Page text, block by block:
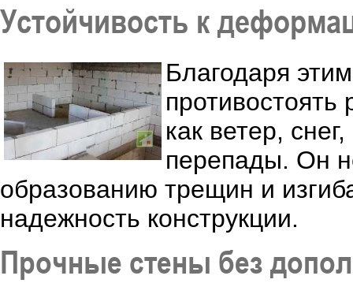
Устойчивость к
Благодаря
как ветер,
перепады. Он
образованию трещин и
надежность конструкции.
Прочные стены без